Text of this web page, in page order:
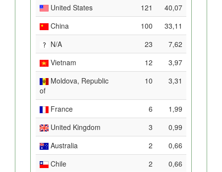
United States
121
40,07
China
100
33,11
N/A
23
7,62
Vietnam
12
3,97
Moldova, Republic
of
10 3,31
France 6
1,99
United Kingdom
3
0,99
Australia
2
0,66
Chile
2
0,66